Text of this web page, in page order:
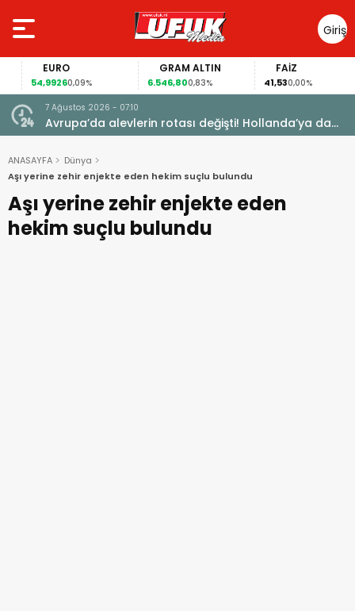
Giriş
Yap
EURO
54,99260,09%
GRAM ALTIN
6.546,800,83%
FAİZ
41,530,00%
7 Ağustos 2026 - 07:10
Avrupa’da alevlerin rotası değişti! Hollanda’ya da
ulaştı
ANASAYFA
Dünya
Aşı yerine zehir enjekte eden hekim suçlu bulundu
Aşı yerine zehir enjekte eden
hekim suçlu bulundu